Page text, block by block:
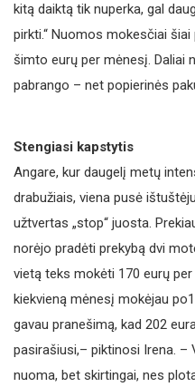
kitą daiktą tik nuperka, gal
pirkti.“ Nuomos mokesčiai
šimto eurų per mėnesį. Daliai
pabrango – net popierinės
Stengiasi kapstytis
Angare, kur daugelį metų
drabužiais, viena pusė
užtvertas „stop“ juosta.
norėjo pradėti prekybą dvi
vietą teks mokėti 170 eurų
kiekvieną mėnesį mokėjau
gavau pranešimą, kad 202
pasirašiusi,– piktinosi Irena.
nuoma, bet skirtingai, nes